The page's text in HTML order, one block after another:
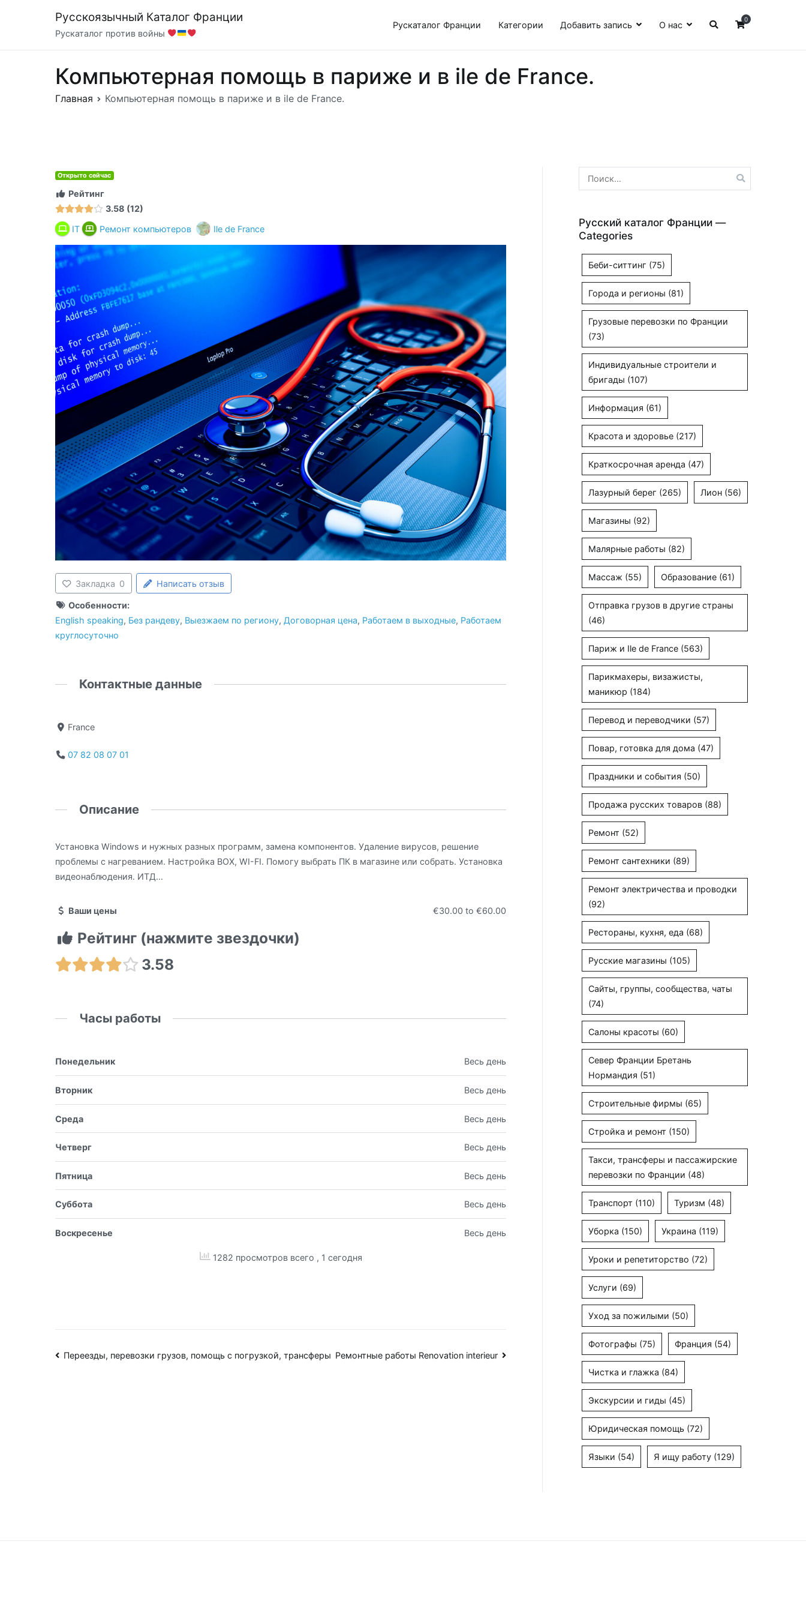
содержимому
Русскоязычный Каталог Франции
Рускаталог против войны
Рускаталог Франции Категории Добавить запись О нас
0
Компьютерная помощь в париже и в ile de France.
Главная Компьютерная помощь в париже и в ile de France.
Открыто сейчас
Рейтинг
3.58 12
IT
Ремонт компьютеров Ile de France
Закладка 0 Написать отзыв
Особенности:
English speaking, Без рандеву, Выезжаем по региону, Договорная цена, Работаем в выходные, Работаем
круглосуточно
Контактные данные
France
07 82 08 07 01
Описание
Установкa Windows и нужных разных программ, замена компонентов. Удаление вирусов, решение
проблемы с нагреванием. Настройкa BOX, WI-FI. Помогу выбрать ПК в магазине или собрать. Установка
видеонаблюдения. ИТД…
Ваши цены €30.00 to €60.00
Рейтинг (нажмите звездочки)
3.58
Часы работы
Понедельник Весь день
Вторник Весь день
Среда Весь день
Четверг Весь день
Пятница Весь день
Суббота Весь день
Воскресенье Весь день
1282 просмотров всего , 1 сегодня
Навигация
Переезды, перевозки грузов, помощь с погрузкой, трансферы Ремонтные работы Renovation interieur
Найти:
Русский каталог Франции —
Categories
Беби-ситтинг (75)
Города и регионы (81)
Грузовые перевозки по Франции
(73)
Индивидуальные строители и
бригады (107)
Информация (61)
Красота и здоровье (217)
Краткосрочная аренда (47)
Лазурный берег (265) Лион (56)
Магазины (92)
Малярные работы (82)
Массаж (55) Образование (61)
Отправка грузов в другие страны
(46)
Париж и Ile de France (563)
Парикмахеры, визажисты,
маникюр (184)
Перевод и переводчики (57)
Повар, готовка для дома (47)
Праздники и события (50)
Продажа русских товаров (88)
Ремонт (52)
Ремонт сантехники (89)
Ремонт электричества и проводки
(92)
Рестораны, кухня, еда (68)
Русские магазины (105)
Сайты, группы, сообщества, чаты
(74)
Салоны красоты (60)
Север Франции Бретань
Нормандия (51)
Строительные фирмы (65)
Стройка и ремонт (150)
Такси, трансферы и пассажирские
перевозки по Франции (48)
Транспорт (110) Туризм (48)
Уборка (150) Украина (119)
Уроки и репетиторство (72)
Услуги (69)
Уход за пожилыми (50)
Фотографы (75) Франция (54)
Чистка и глажка (84)
Экскурсии и гиды (45)
Юридическая помощь (72)
Языки (54) Я ищу работу (129)